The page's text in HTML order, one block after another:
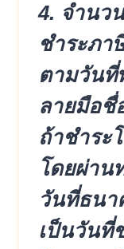
4. จำนว
ชำระภา
ตามวันที่
ลายมือชื่
ถ้าชำระ
โดยผ่าน
วันที่ธนา
เป็นวันที่